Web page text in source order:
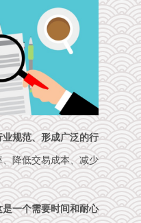
规范、形成广泛的行
降低交易成本、减少
一个需要时间和耐心